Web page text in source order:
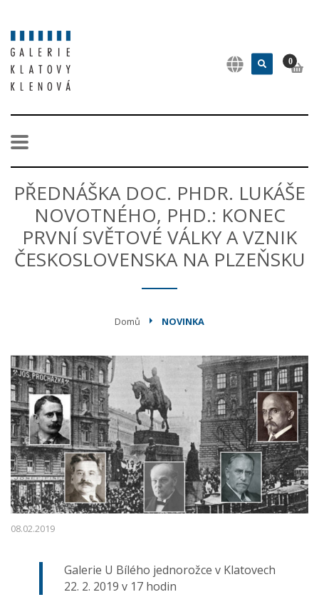
0
PŘEDNÁŠKA DOC. PHDR. LUKÁŠE
NOVOTNÉHO, PHD.: KONEC
PRVNÍ SVĚTOVÉ VÁLKY A VZNIK
ČESKOSLOVENSKA NA PLZEŇSKU
Domů NOVINKA
08.02.2019
Galerie U Bílého jednorožce v Klatovech
22. 2. 2019 v 17 hodin